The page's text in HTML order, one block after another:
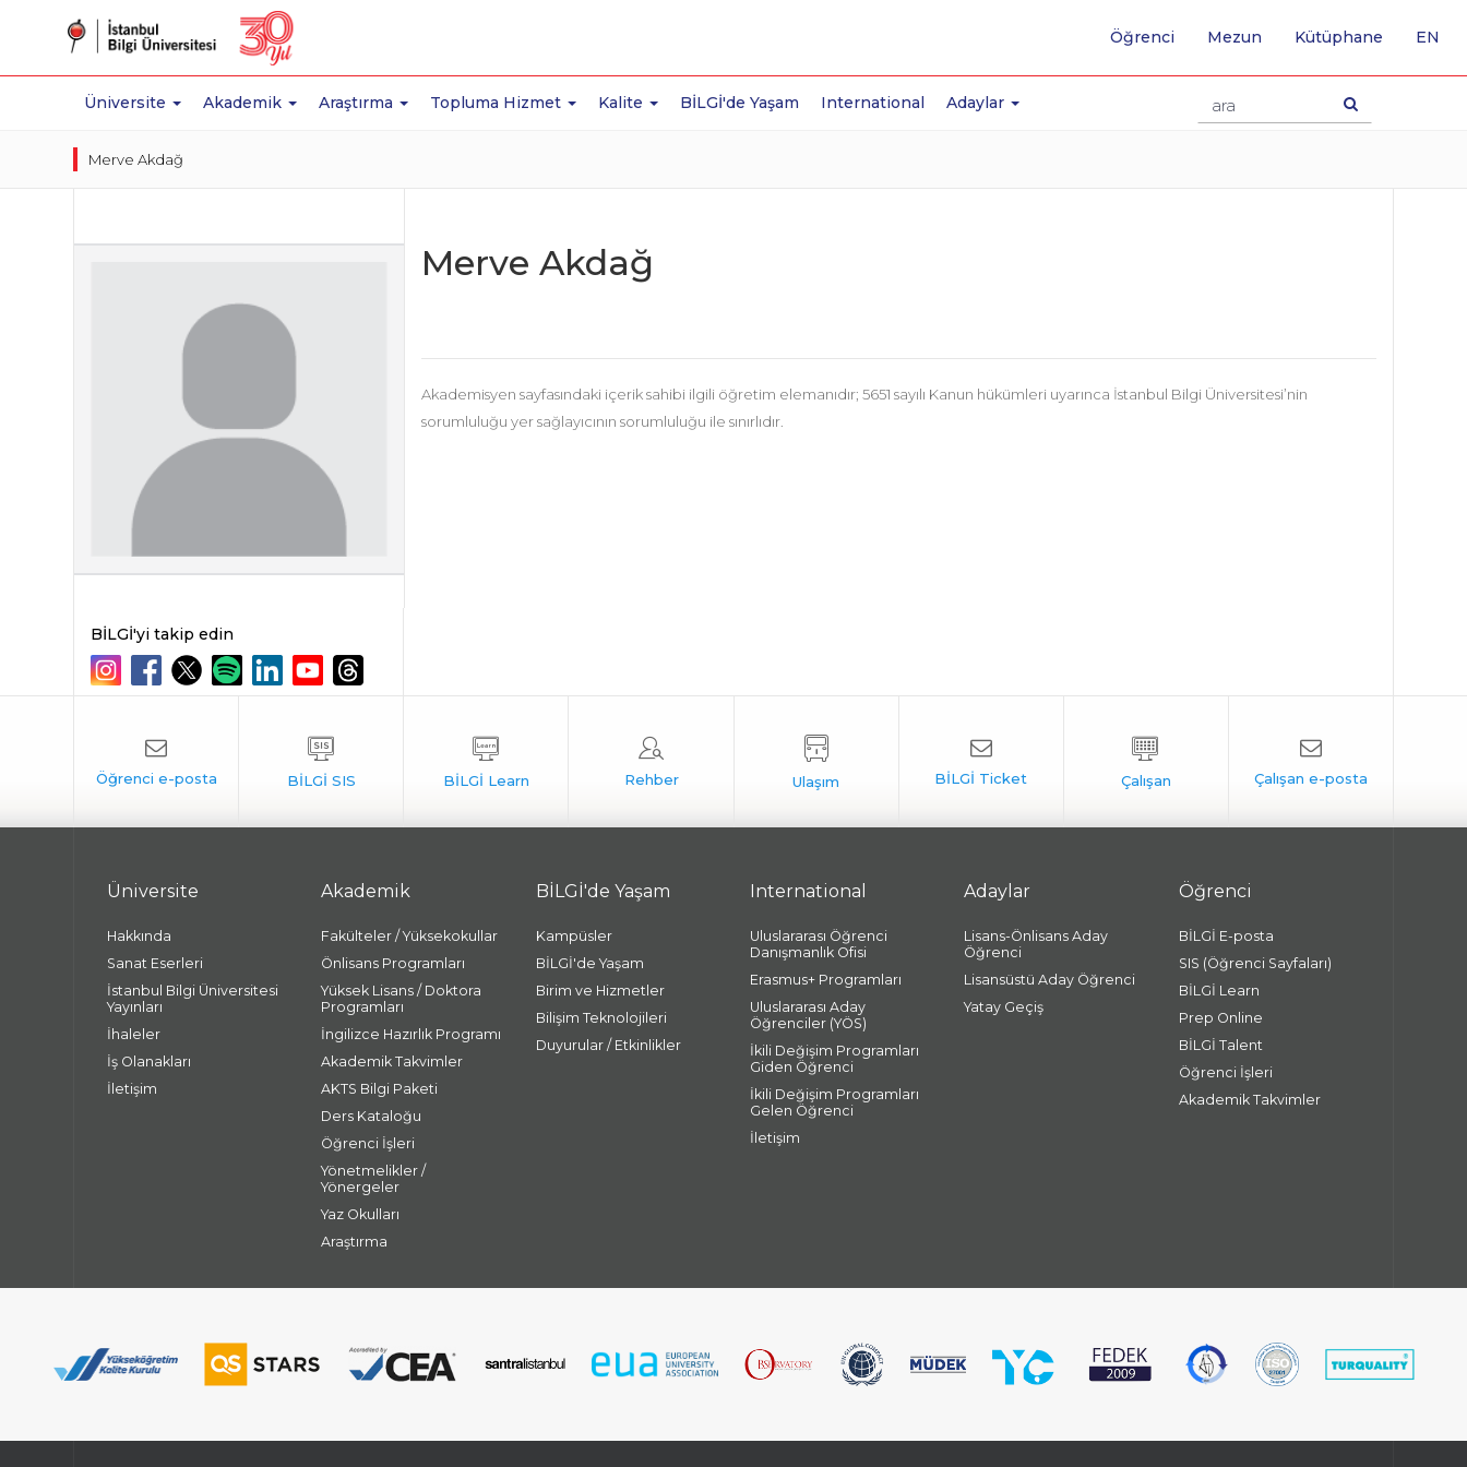
Üniversite Akademik Araştırma Topluma Hizmet Kalite BİLGİ'de Yaşam International Adaylar
Öğrenci Mezun Kütüphane EN
Merve Akdağ
Merve Akdağ
Akademisyen sayfasındaki içerik sahibi ilgili öğretim elemanıdır; 5651 sayılı Kanun hükümleri uyarınca İstanbul Bilgi Üniversitesi’nin
sorumluluğu yer sağlayıcının sorumluluğu ile sınırlıdır.
BİLGİ'yi takip edin
Üniversite
Hakkında
Sanat Eserleri
İstanbul Bilgi Üniversitesi
Yayınları
İhaleler
İş Olanakları
İletişim
Akademik
Fakülteler / Yüksekokullar
Önlisans Programları
Yüksek Lisans / Doktora
Programları
İngilizce Hazırlık Programı
Akademik Takvimler
AKTS Bilgi Paketi
Ders Kataloğu
Öğrenci İşleri
Yönetmelikler /
Yönergeler
Yaz Okulları
Araştırma
BİLGİ'de Yaşam
Kampüsler
BİLGİ'de Yaşam
Birim ve Hizmetler
Bilişim Teknolojileri
Duyurular / Etkinlikler
International
Uluslararası Öğrenci
Danışmanlık Ofisi
Erasmus+ Programları
Uluslararası Aday
Öğrenciler (YÖS)
İkili Değişim Programları
Giden Öğrenci
İkili Değişim Programları
Gelen Öğrenci
İletişim
Adaylar
Lisans-Önlisans Aday
Öğrenci
Lisansüstü Aday Öğrenci
Yatay Geçiş
Öğrenci
BİLGİ E-posta
SIS (Öğrenci Sayfaları)
BİLGİ Learn
Prep Online
BİLGİ Talent
Öğrenci İşleri
Akademik Takvimler